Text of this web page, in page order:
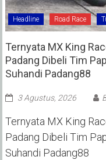
Headline Road Race
Ternyata MX King
Padang Dibeli Tim
Suhandi Padang88
3 Agustus, 2026
Ternyata MX King
Padang Dibeli Tim
Suhandi Padang88